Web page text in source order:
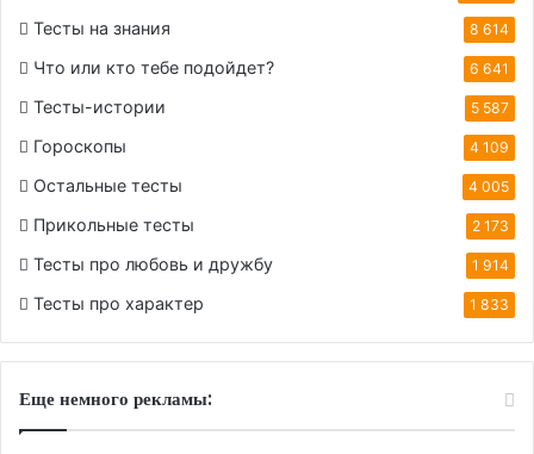
Тесты на знания 8 614
Что или кто тебе подойдет? 6 641
Тесты-истории 5 587
Гороскопы 4 109
Остальные тесты 4 005
Прикольные тесты 2 173
Тесты про любовь и дружбу 1 914
Тесты про характер 1 833
Еще немного рекламы: